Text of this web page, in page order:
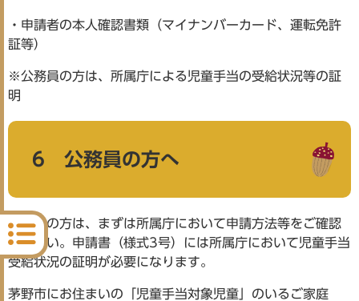
・申請者の本人確認書類（マイナンバーカード、運転免許
証等）
※公務員の方は、所属庁による児童手当の受給状況等の証
明
6 公務員の方へ
公務員の方は、まずは所属庁において申請方法等をご確認
ください。申請書（様式3号）には所属庁において児童手当
受給状況の証明が必要になります。
茅野市にお住まいの「児童手当対象児童」のいるご家庭